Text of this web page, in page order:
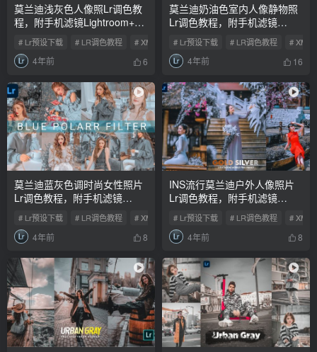
莫兰迪浅灰色人像照Lr调色教
程，附手机滤镜Lightroom+Ps
预设下载！
# Lr预设下载 # LR调色教程 # XMP预设
4年前 6
莫兰迪奶油色室内人像静物照
Lr调色教程，附手机滤镜
Lightroom+Ps预设下载！
# Lr预设下载 # LR调色教程 # XMP
4年前 16
莫兰迪蓝灰色调时尚女性照片
Lr调色教程，附手机滤镜
Lightroom+Ps预设下载！
# Lr预设下载 # LR调色教程 # XMP预设
4年前 8
INS流行莫兰迪户外人像照片
Lr调色教程，附手机滤镜
Lightroom+Ps预设下载！
# Lr预设下载 # LR调色教程 # XMP
4年前 8